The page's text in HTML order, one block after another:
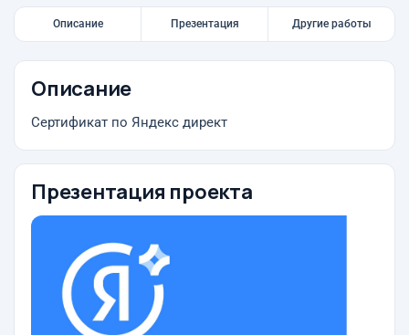
Описание Презентация Другие работы
Описание
Сертификат по Яндекс директ
Презентация проекта